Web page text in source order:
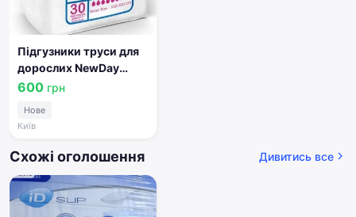
Підгузники труси для
дорослих NewDay
Adult Pants L, 30шт
600 грн
Нове
Київ
Схожі оголошення Дивитись все